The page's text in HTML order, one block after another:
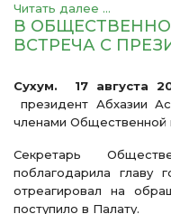
Читать далее ...
В
ВСТРЕЧА С
Сухум. 17 августа
президент Абхазии
членами Общественной
Секретарь
поблагодарила главу
отреагировал на
поступило в Палату.